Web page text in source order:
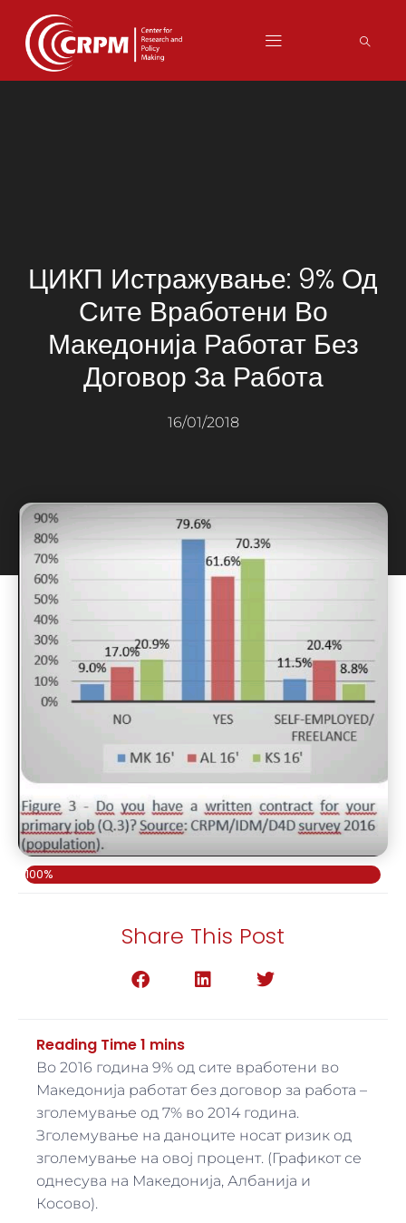
ЦИКП Истражување: 9% Од
Сите Вработени Во
Македонија Работат Без
Договор За Работа
16/01/2018
100%
Share This Post
Во 2016 година 9% од сите вработени во
Македонија работат без договор за работа –
зголемување од 7% во 2014 година.
Зголемување на даноците носат ризик од
зголемување на овој процент. (Графикот се
однесува на Македонија, Албанија и
Косово).